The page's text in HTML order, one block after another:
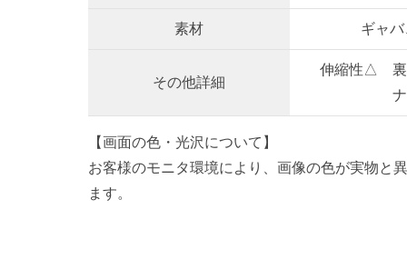
素材 ギャ
その他詳細
伸縮性△ 裏
【画面の色・光沢について】
お客様のモニタ環境により、画像の色が実物と
ます。